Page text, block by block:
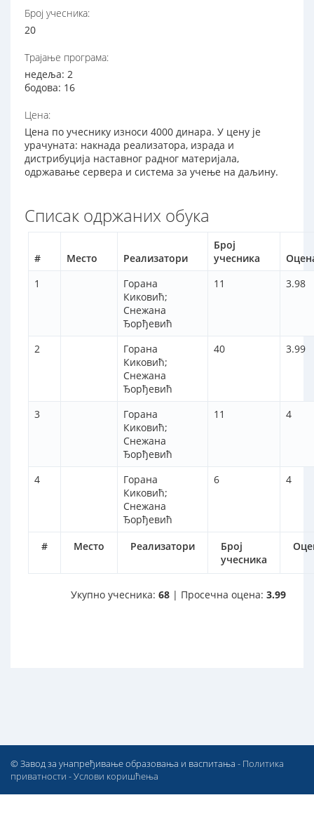
Број учесника:
20
Трајање програма:
недеља: 2
бодова: 16
Цена:
Цена по учеснику износи 4000 динара. У цену је
урачуната: накнада реализатора, израда и
дистрибуција наставног радног материјала,
одржавање сервера и система за учење на даљину.
Списак одржаних обука
# Место Реализатори
Број
учесника
# Место Реализатори
Број
учесника
1
Горана
Киковић;
Снежана
Ђорђевић
11 3.98
2
Горана
Киковић;
Снежана
Ђорђевић
40 3.99
3
Горана
Киковић;
Снежана
Ђорђевић
11 4
4
Горана
Киковић;
Снежана
Ђорђевић
6 4
Укупно учесника: 68 | Просечна оцена: 3.99
© Завод за унапређивање образовања и васпитања - Политика
приватности -Услови коришћења